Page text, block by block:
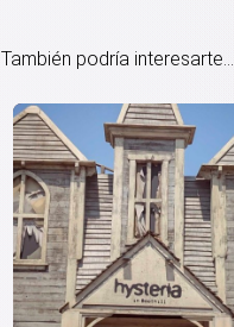
También podría interesarte...